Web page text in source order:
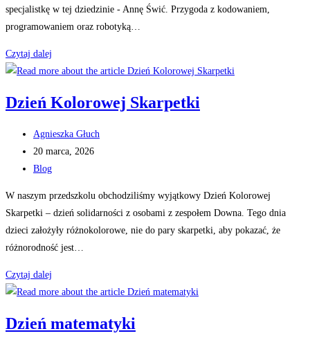
specjalistkę w tej dziedzinie - Annę Świć. Przygoda z kodowaniem,
programowaniem oraz robotyką…
Czytaj dalej
się
Was!
Dzień Kolorowej Skarpetki
Post
author:
Agnieszka Głuch
Post
published:
20 marca, 2026
Post
Blog
W naszym przedszkolu obchodziliśmy wyjątkowy Dzień Kolorowej
Skarpetki – dzień solidarności z osobami z zespołem Downa. Tego dnia
dzieci założyły różnokolorowe, nie do pary skarpetki, aby pokazać, że
różnorodność jest…
Czytaj dalej
Kolorowej
Dzień matematyki